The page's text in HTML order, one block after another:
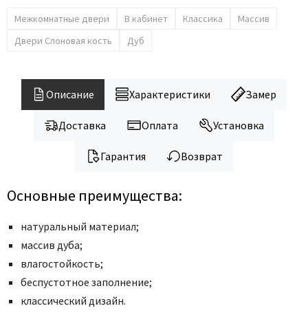
Kapelli
Krona Koblenz
Legend
Line Doors
Milyana
Morelli
Ofram
Optima Porte
Oro - Oro
Philips
Межкомнатные двери В кабинет Классика
Массив
Двери Слоновая кость
Дуб
Описание Характеристики Замер
Доставка Оплата Установка
Гарантия Возврат
Основные преимущества:
натуральный материал;
массив дуба;
влагостойкость;
беспустотное заполнение;
классический дизайн.